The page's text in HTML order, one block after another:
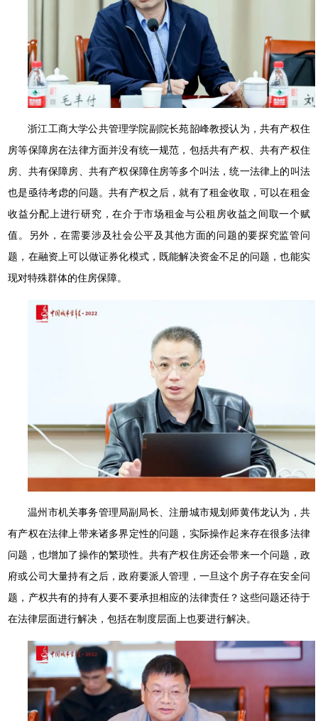
浙江工商大学公共管理学院副院长苑韶峰教授认为，共有产权住
房等保障房在法律方面并没有统一规范，包括共有产权、共有产权住
房、共有保障房、共有产权保障住房等多个叫法，统一法律上的叫法
也是亟待考虑的问题。共有产权之后，就有了租金收取，可以在租金
收益分配上进行研究，在介于市场租金与公租房收益之间取一个赋
值。另外，在需要涉及社会公平及其他方面的问题的要探究监管问
题，在融资上可以做证券化模式，既能解决资金不足的问题，也能实
现对特殊群体的住房保障。
温州市机关事务管理局副局长、注册城市规划师黄伟龙认为，共
有产权在法律上带来诸多界定性的问题，实际操作起来存在很多法律
问题，也增加了操作的繁琐性。共有产权住房还会带来一个问题，政
府或公司大量持有之后，政府要派人管理，一旦这个房子存在安全问
题，产权共有的持有人要不要承担相应的法律责任？这些问题还待于
在法律层面进行解决，包括在制度层面上也要进行解决。